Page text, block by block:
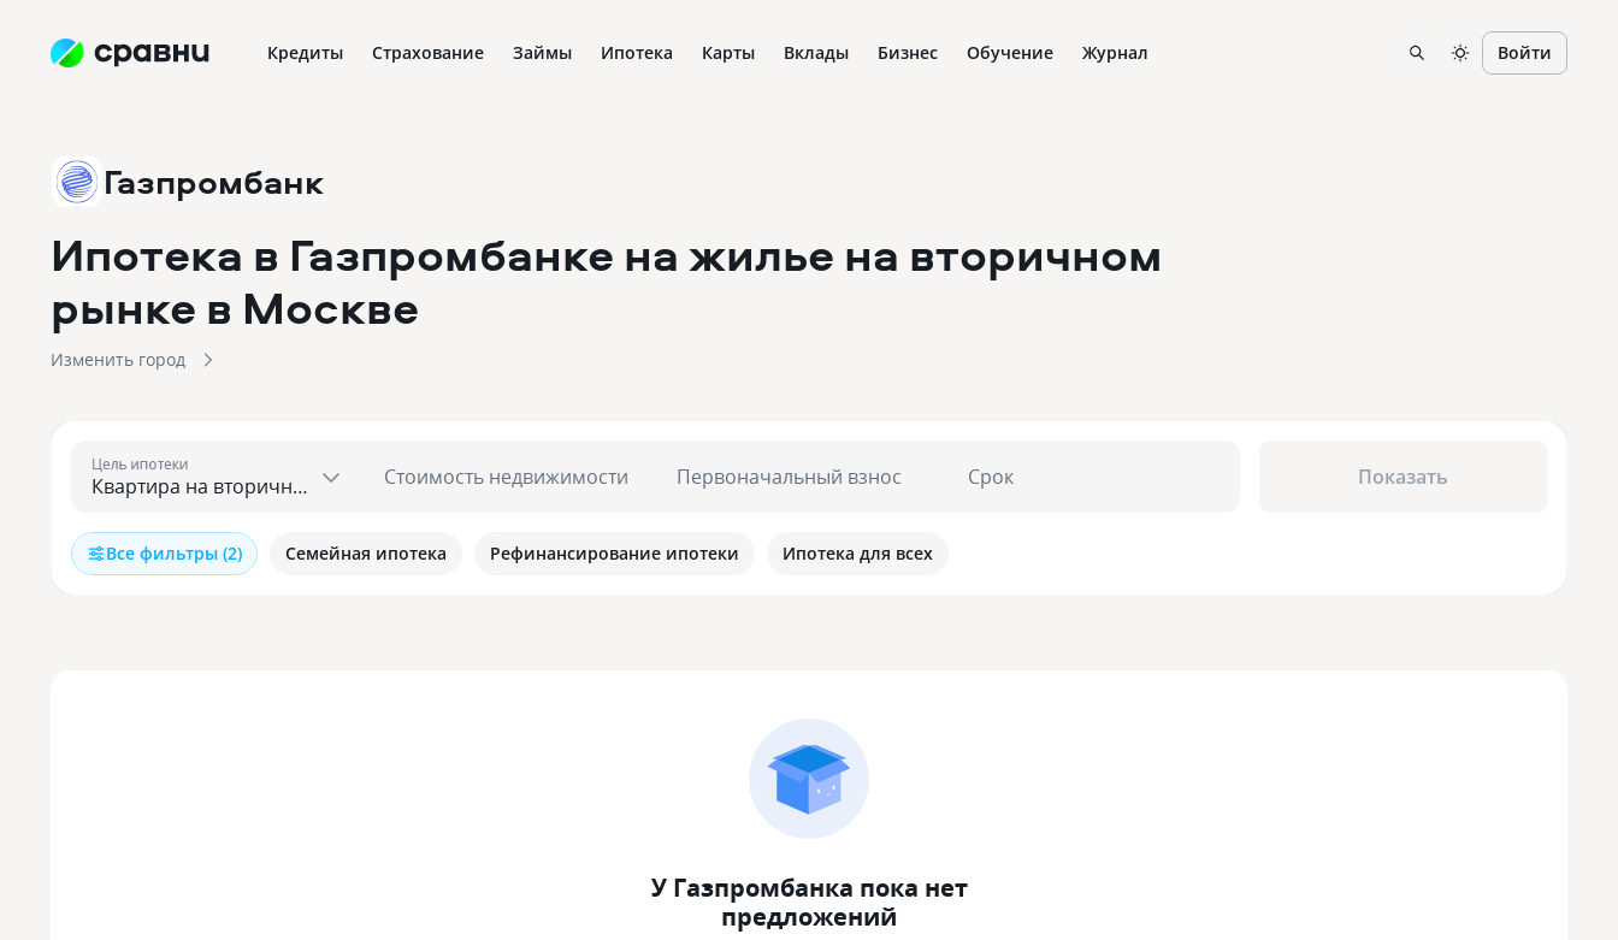
Кредиты Страхование Займы Ипотека Карты Вклады Бизнес Обучение Журнал Войти
Газпромбанк
Ипотека в Газпромбанке на жилье на вторичном
рынке в Москве
Изменить город
Цель ипотеки Стоимость недвижимости Первоначальный взнос Срок Показать
Все фильтры (2) Семейная ипотека Рефинансирование ипотеки Ипотека для всех
У Газпромбанка пока нет
предложений